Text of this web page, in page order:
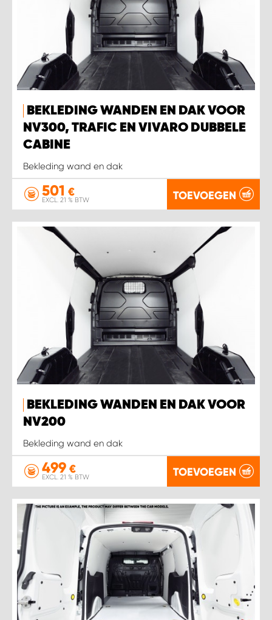
BEKLEDING WANDEN EN DAK VOOR
NV300, TRAFIC EN VIVARO DUBBELE
CABINE
Bekleding wand en dak
501 €
EXCL. 21 % BTW TOEVOEGEN
BEKLEDING WANDEN EN DAK VOOR
NV200
Bekleding wand en dak
499 €
EXCL. 21 % BTW TOEVOEGEN